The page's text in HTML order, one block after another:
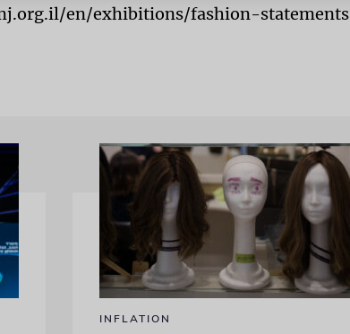
en/exhibitions/fashion-statements
INFLATION